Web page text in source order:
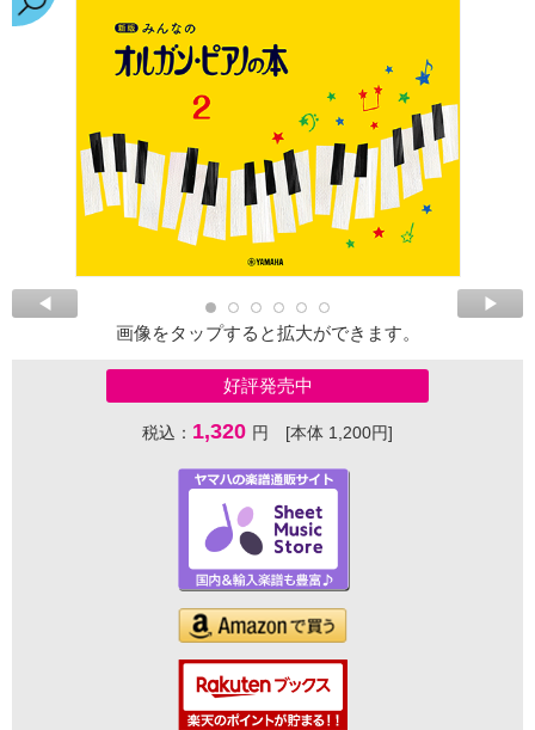
画像をタップすると拡大ができます。
好評発売中
税込： 1,320 円 [本体 1,200円]